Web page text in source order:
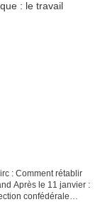
: Comment rétablir
Après le 11 janvier :
confédérale